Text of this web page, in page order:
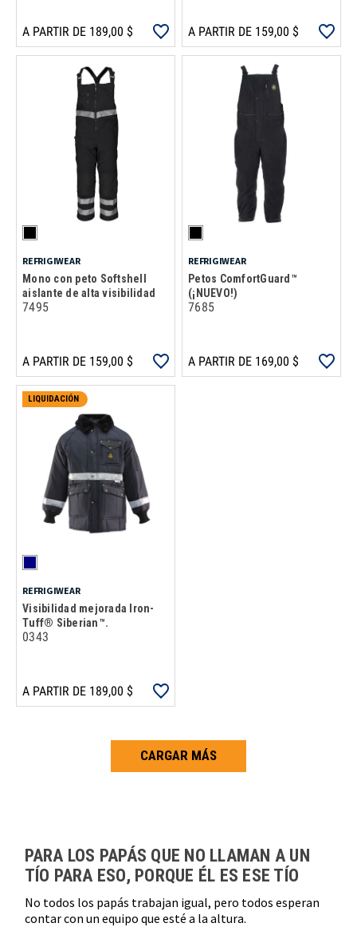
A PARTIR DE 189,00 $ A PARTIR DE 159,00 $
REFRIGIWEAR
Mono con peto Softshell
aislante de alta visibilidad
7495
A PARTIR DE 159,00 $
REFRIGIWEAR
Petos ComfortGuard™
(¡NUEVO!)
7685
A PARTIR DE 169,00 $
LIQUIDACIÓN
REFRIGIWEAR
Visibilidad mejorada Iron-
Tuff® Siberian™.
0343
A PARTIR DE 189,00 $
CARGAR MÁS
PARA LOS PAPÁS QUE NO LLAMAN A UN
TÍO PARA ESO, PORQUE ÉL ES ESE TÍO
No todos los papás trabajan igual, pero todos esperan
contar con un equipo que esté a la altura.